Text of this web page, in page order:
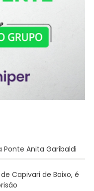
Anita Garibaldi
Capivari de Baixo, é